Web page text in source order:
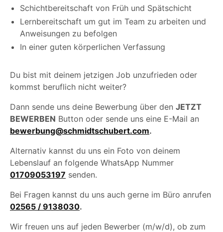
Schichtbereitschaft von Früh und Spätschicht
Lernbereitschaft um gut im Team zu arbeiten und
Anweisungen zu befolgen
In einer guten körperlichen Verfassung
Du bist mit deinem jetzigen Job unzufrieden oder
kommst beruflich nicht weiter?
Dann sende uns deine Bewerbung über den JETZT
BEWERBEN Button oder sende uns eine E-Mail an
bewerbung@schmidtschubert.com.
Alternativ kannst du uns ein Foto von deinem
Lebenslauf an folgende WhatsApp Nummer
01709053197 senden.
Bei Fragen kannst du uns auch gerne im Büro anrufen
02565 / 9138030.
Wir freuen uns auf jeden Bewerber (m/w/d), ob zum